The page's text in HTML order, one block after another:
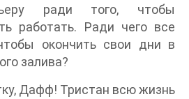
ради того, чтобы
работать. Ради чего все
окончить свои дни в
залива?
Дафф! Тристан всю жизнь